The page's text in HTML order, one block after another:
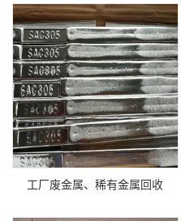
工厂废金属、稀有金属回收